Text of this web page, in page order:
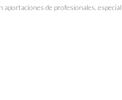
de profesionales,